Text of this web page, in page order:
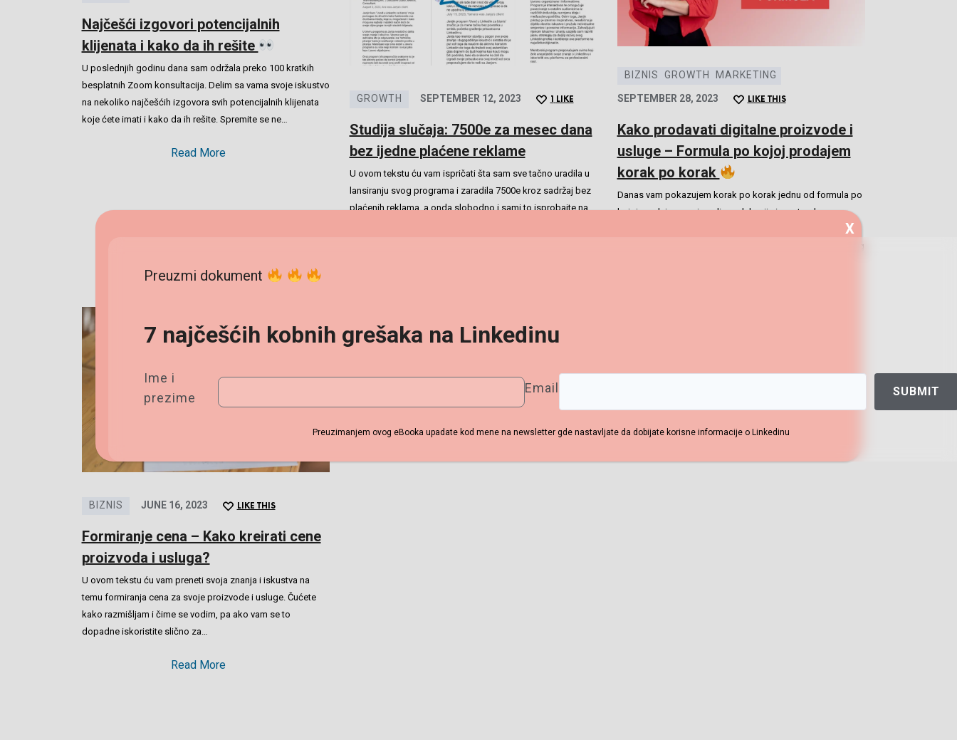
Najčešći izgovori potencijalnih
klijenata i kako da ih rešite
U poslednjih godinu dana sam održala preko 100 kratkih
besplatnih Zoom konsultacija. Delim sa vama svoje iskustvo
na nekoliko najčešćih izgovora svih potencijalnih klijenata
koje ćete imati i kako da ih rešite. Spremite se ne…
Read More
Kako prodavati digitalne proizvode i
usluge – Formula po kojoj prodajem
korak po korak
BIZNIS GROWTH MARKETING
SEPTEMBER 28, 2023 LIKE THIS
Danas vam pokazujem korak po korak jednu od formula po
kojoj prodajem svoje online edukacije i mentorske
usluge prodajete, ovu formulu možete primeniti kroz landing
Studija slučaja: 7500e za mesec dana
bez ijedne plaćene reklame
GROWTH SEPTEMBER 12, 2023 1 LIKE
U ovom tekstu ću vam ispričati šta sam sve tačno uradila u
lansiranju svog programa i zaradila 7500e kroz sadržaj bez
plaćenih reklama, a onda slobodno i sami to isprobajte na
Formiranje cena – Kako kreirati cene
proizvoda i usluga?
BIZNIS JUNE 16, 2023 LIKE THIS
U ovom tekstu ću vam preneti svoja znanja i iskustva na
temu formiranja cena za svoje proizvode i usluge. Čućete
kako razmišljam i čime se vodim, pa ako vam se to
dopadne iskoristite slično za…
Read More
Preuzmi dokument
7 najčešćih kobnih grešaka na Linkedinu
Ime i
prezime
Email SUBMIT
Preuzimanjem ovog eBooka upadate kod mene na newsletter gde nastavljate da dobijate korisne informacije o Linkedinu
X